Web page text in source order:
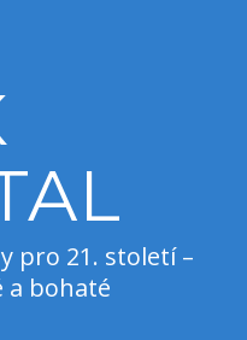
pro 21. století –
a bohaté